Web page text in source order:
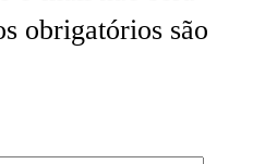
obrigatórios são